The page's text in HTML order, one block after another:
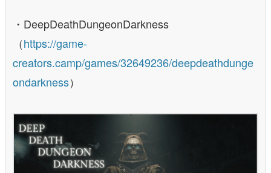
・DeepDeathDungeonDarkness
（https://game-
creators.camp/games/32649236/deepdeathdunge
ondarkness）